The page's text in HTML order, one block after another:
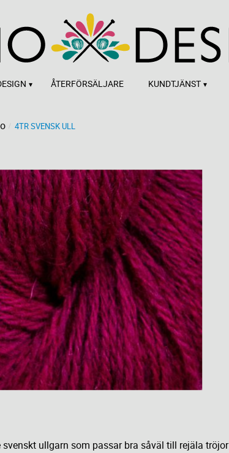
ÅTERFÖRSÄLJARE KUNDTJÄNST
4TR SVENSK ULL
svenskt ullgarn som passar bra såväl till rejäla tröjor